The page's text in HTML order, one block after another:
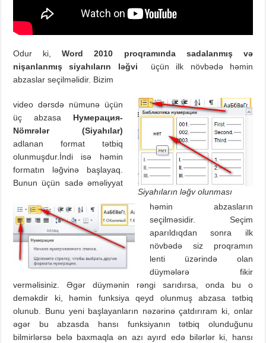
Odur ki,Word 2010
proqramında sadalanmış və
nişanlanmış siyahıların ləğvi
üçün ilk növbədə həmin
abzaslar seçilməlidir. Bizim
Siyahıların ləğv olunması
video dərsdə nümunə üçün
üç abzasa Нумерация-
Nömrələr (Siyahılar)
adlanan format tətbiq
olunmuşdur.İndi isə həmin
formatın ləğvinə başlayaq.
Bunun üçün sadə əməliyyat
həmin abzasların
seçilməsidir. Seçim
aparıldıqdan sonra ilk
növbədə siz proqramın
lenti üzərində olan
düymələrə fikir
verməlisiniz. Əgər düymənin rəngi sarıdırsa, onda bu o
deməkdir ki, həmin funksiya qeyd olunmuş abzasa tətbiq
olunub. Bunu yeni başlayanların nəzərinə çatdırıram ki, onlar
əgər bu abzasda hansı funksiyanın tətbiq olunduğunu
bilmirlərsə belə baxmaqla ən azı ayırd edə bilərlər ki, hansı